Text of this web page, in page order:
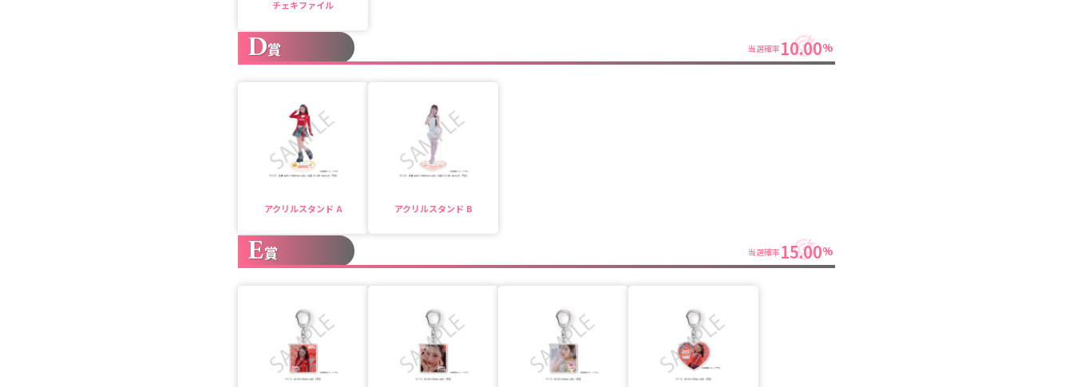
チェキファイル
D賞 当選確率 10.00%
アクリルスタンド A アクリルスタンド B
E賞 当選確率 15.00%